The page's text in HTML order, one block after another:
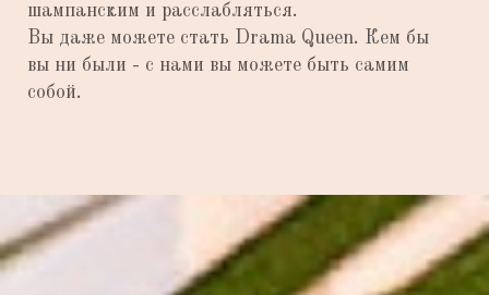
шампанским и расслабляться.
Вы даже можете стать Drama Queen. Кем бы
вы ни были - с нами вы можете быть самим
собой.